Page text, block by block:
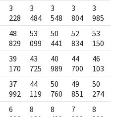
3
228
3
484
3
548
3
804
3
985
48
829
53
099
50
441
52
834
53
150
39
170
43
725
40
989
44
700
46
103
37
992
44
119
50
760
49
851
50
274
6
8
8
7
8